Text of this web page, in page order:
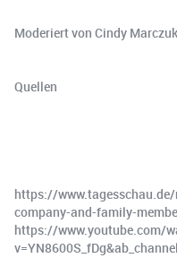
Moderiert von Cindy
Quellen
https://
company-and-family-
https://www.youtube.com/